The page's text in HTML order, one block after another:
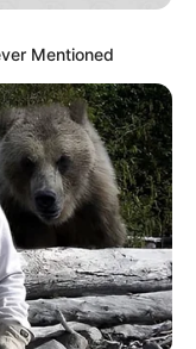
Mentioned